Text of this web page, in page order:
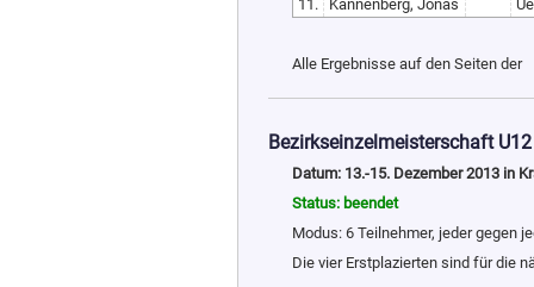
11. Kannenberg, Jonas
Alle Ergebnisse auf den Seiten der
Bezirkseinzelmeisterschaft U12
Datum: 13.-15. Dezember 2013 in
Status: beendet
Modus: 6 Teilnehmer, jeder gegen
Die vier Erstplazierten sind für die